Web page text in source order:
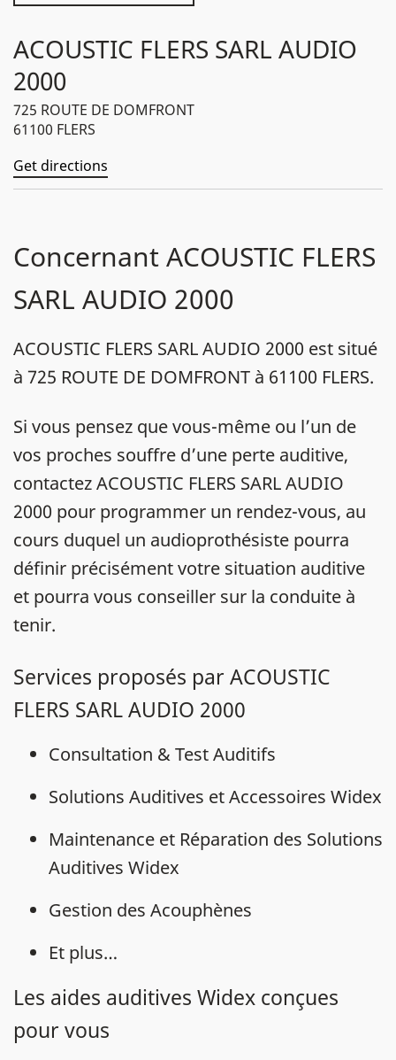
ACOUSTIC FLERS SARL AUDIO
2000
725 ROUTE DE DOMFRONT
61100 FLERS
Get directions
Concernant ACOUSTIC FLERS
SARL AUDIO 2000
ACOUSTIC FLERS SARL AUDIO 2000 est situé
à 725 ROUTE DE DOMFRONT à 61100 FLERS.
Si vous pensez que vous-même ou l’un de
vos proches souffre d’une perte auditive,
contactez ACOUSTIC FLERS SARL AUDIO
2000 pour programmer un rendez-vous, au
cours duquel un audioprothésiste pourra
définir précisément votre situation auditive
et pourra vous conseiller sur la conduite à
tenir.
Services proposés par ACOUSTIC
FLERS SARL AUDIO 2000
Consultation & Test Auditifs
Solutions Auditives et Accessoires Widex
Maintenance et Réparation des Solutions
Auditives Widex
Gestion des Acouphènes
Et plus…
Les aides auditives Widex conçues
pour vous